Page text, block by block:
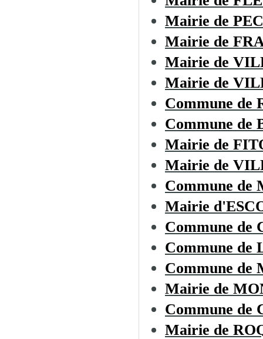
Mairie de
Mairie de
Mairie de
Mairie de
Commune de
Commune de
Mairie de
Mairie de
Commune
Mairie
Commune de
Commune
Commune de
Mairie de
Commune de
Mairie de